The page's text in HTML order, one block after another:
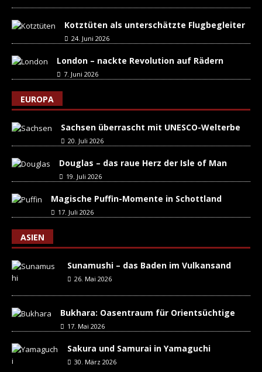
Kotztüten als unterschätzte Flugbegleiter
24. Juni 2026
London – nackte Revolution auf Rädern
7. Juni 2026
EUROPA
Sachsen überrascht mit UNESCO-Welterbe
20. Juli 2026
Douglas – das raue Herz der Isle of Man
19. Juli 2026
Magische Puffin-Momente in Schottland
17. Juli 2026
ASIEN
Sunamushi – das Baden im Vulkansand
26. Mai 2026
Bukhara: Oasentraum für Orientsüchtige
17. Mai 2026
Sakura und Samurai in Yamaguchi
30. März 2026